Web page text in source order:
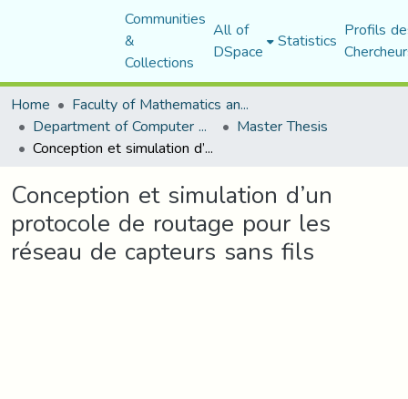
Communities
&
Collections
All of
DSpace Statistics Profils
Home
Faculty of Mathematics and Computer Science
Department of Computer Science Master Thesis
Conception et simulation d’un protocole de routage pour les réseau de capteurs sans fils
Conception et simulation d’un
protocole de routage pour les
réseau de capteurs sans fils